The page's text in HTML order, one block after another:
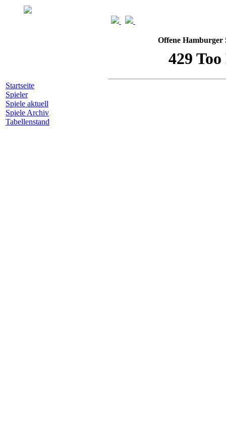
Startseite
Spieler
Spiele aktuell
Spiele Archiv
Tabellenstand
Offene Hamburger